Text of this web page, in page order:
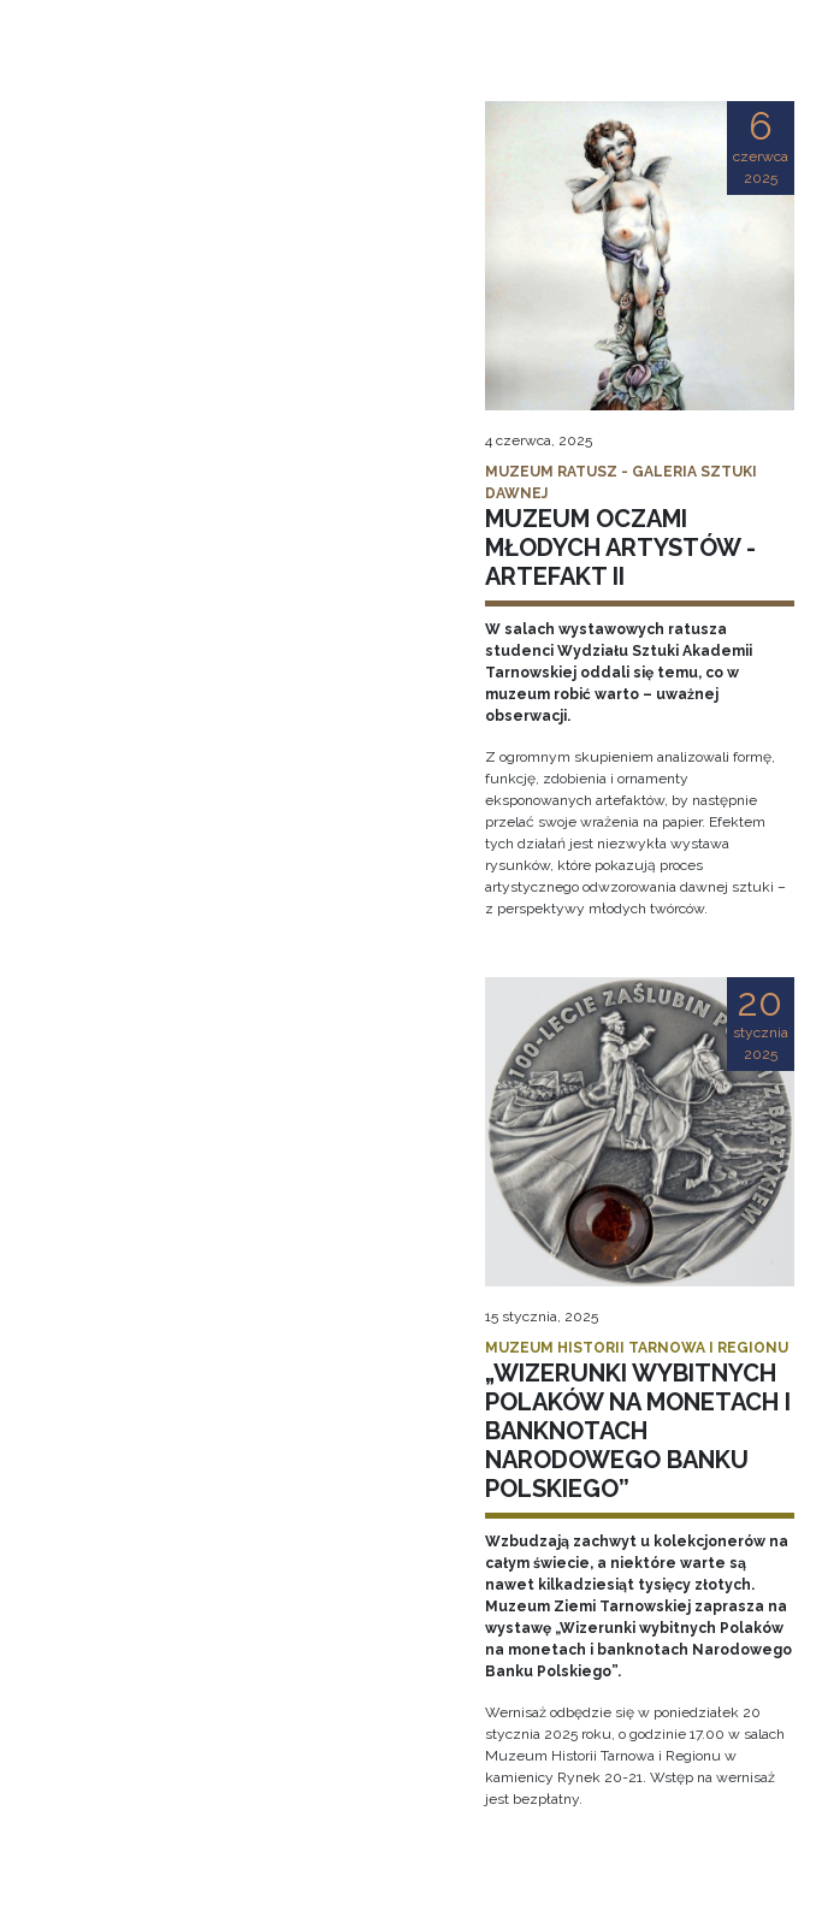
6
czerwca
2025
4 czerwca, 2025
MUZEUM RATUSZ - GALERIA SZTUKI
DAWNEJ
MUZEUM OCZAMI
MŁODYCH ARTYSTÓW -
ARTEFAKT II
W salach wystawowych ratusza
studenci Wydziału Sztuki Akademii
Tarnowskiej oddali się temu, co w
muzeum robić warto – uważnej
obserwacji.
Z ogromnym skupieniem analizowali formę,
funkcję, zdobienia i ornamenty
eksponowanych artefaktów, by następnie
przelać swoje wrażenia na papier. Efektem
tych działań jest niezwykła wystawa
rysunków, które pokazują proces
artystycznego odwzorowania dawnej sztuki –
z perspektywy młodych twórców.
20
stycznia
2025
15 stycznia, 2025
MUZEUM HISTORII TARNOWA I REGIONU
„WIZERUNKI WYBITNYCH
POLAKÓW NA MONETACH I
BANKNOTACH
NARODOWEGO BANKU
POLSKIEGO”
Wzbudzają zachwyt u kolekcjonerów na
całym świecie, a niektóre warte są
nawet kilkadziesiąt tysięcy złotych.
Muzeum Ziemi Tarnowskiej zaprasza na
wystawę „Wizerunki wybitnych Polaków
na monetach i banknotach Narodowego
Banku Polskiego”.
Wernisaż odbędzie się w poniedziałek 20
stycznia 2025 roku, o godzinie 17.00 w salach
Muzeum Historii Tarnowa i Regionu w
kamienicy Rynek 20-21. Wstęp na wernisaż
jest bezpłatny.